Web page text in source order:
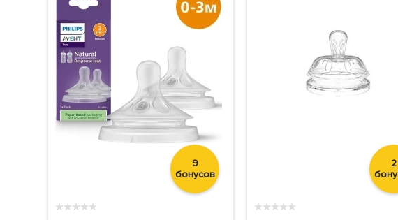
9
бонусов
★★★★★
2
★★★★★